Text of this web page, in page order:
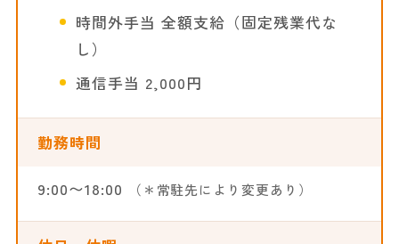
時間外手当 全額支給（固定残業代な
し）
通信手当 2,000円
勤務時間
9:00〜18:00 （＊常駐先により変更あり）